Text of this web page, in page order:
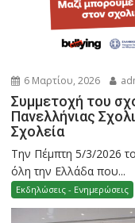
6 Μαρτίου, 2026
Συμμετοχή του
Πανελλήνιας
Σχολεία
Την Πέμπτη 5/3/2026
όλη την Ελλάδα που...
Εκδηλώσεις - Ενημερώσεις